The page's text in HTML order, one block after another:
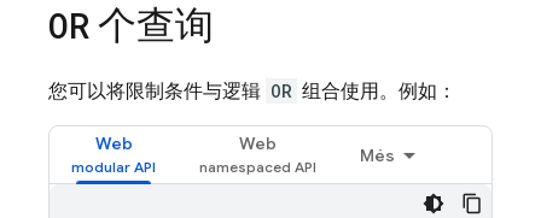
OR个查询
您可以将限制条件与逻辑 OR 组合使用。例如：
Web Web
Més